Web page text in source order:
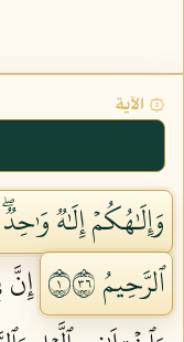
۞ الآية
وَإِلَٰهُكُمۡ إِلَٰهٞ وَٰحِدٞۖ
ٱلرَّحِيمُ ١٦٣